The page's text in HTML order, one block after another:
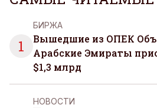
1
БИРЖА
Вышедшие из ОПЕК
Арабские Эмираты
$1,3 млрд
НОВОСТИ